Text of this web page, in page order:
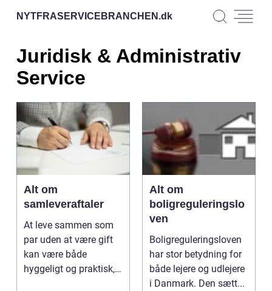
NYTFRASERVICEBRANCHEN.dk
Juridisk & Administrativ
Service
Alt om
samleveraftaler
At leve sammen som
par uden at være gift
kan være både
hyggeligt og praktisk,
Alt om
boligreguleringslo
ven
Boligreguleringsloven
har stor betydning for
både lejere og udlejere
i Danmark. Den sætt...